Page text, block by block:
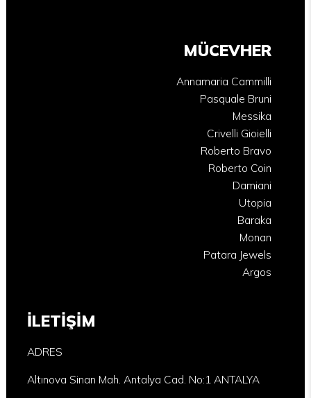
MÜCEVHER
Annamaria Cammilli
Pasquale Bruni
Messika
Crivelli Gioielli
Roberto Bravo
Roberto Coin
Damiani
Utopia
Baraka
Monan
Patara Jewels
Argos
İLETİŞİM
ADRES
Altınova Sinan Mah. Antalya Cad. No:1 ANTALYA